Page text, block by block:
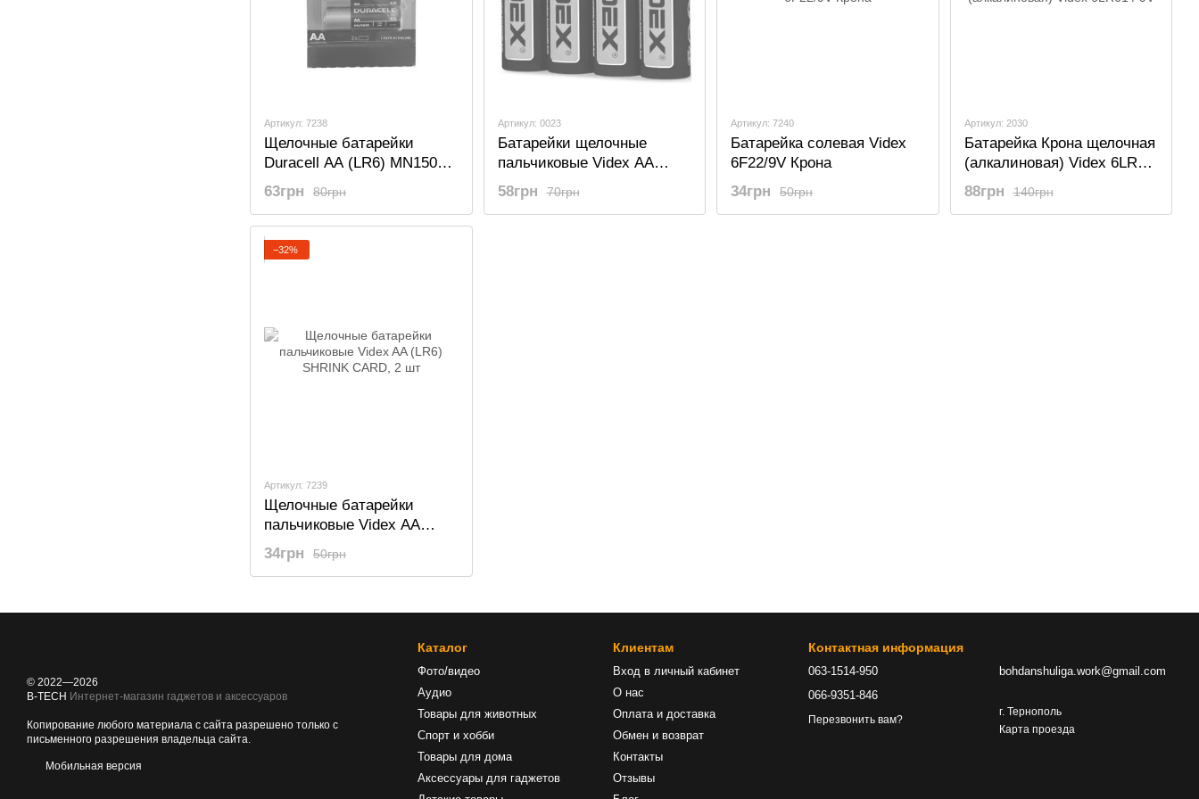
Артикул: 7238
Щелочные батарейки
Duracell AA (LR6) MN1500
Basic 2 шт.
80грн
63грн
Артикул: 0023
Батарейки щелочные
пальчиковые Videx AA
(LR6), 4 шт
70грн
58грн
Артикул: 7240
Батарейка солевая Videx
6F22/9V Крона
50грн
34грн
Артикул: 2030
Батарейка Крона щелочная
(алкалиновая) Videx 6LR61
/ 9V
140грн
88грн
−32%
Артикул: 7239
Щелочные батарейки
пальчиковые Videx AA
(LR6) SHRINK CARD, 2 шт
50грн
34грн
© 2022—2026
B-TECH Интернет-магазин гаджетов и аксессуаров
Копирование любого материала с сайта разрешено только с
письменного разрешения владельца сайта.
Мобильная версия
Каталог
Фото/видео
Аудио
Товары для животных
Спорт и хобби
Товары для дома
Аксессуары для гаджетов
Клиентам
Вход в личный кабинет
О нас
Оплата и доставка
Обмен и возврат
Контакты
Отзывы
Контактная информация
063-1514-950
066-9351-846
Перезвонить вам?
bohdanshuliga.work@gmail.com
г. Тернополь
Карта проезда